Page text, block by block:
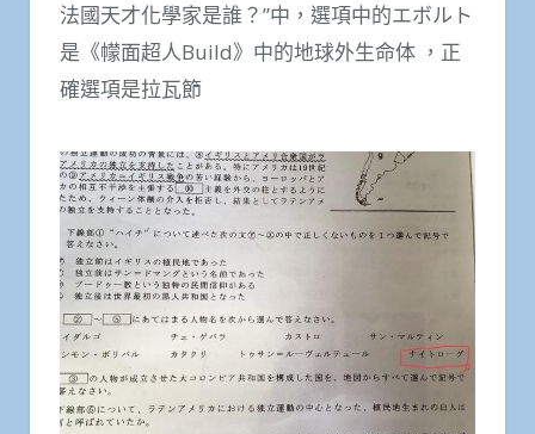
法國天才化學家是誰？”中，選項中的エボルト
是《幪面超人Build》中的地球外生命体 ，正
確選項是拉瓦節